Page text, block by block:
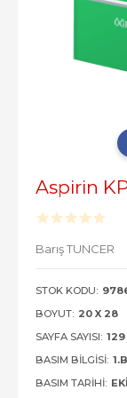
Aspirin
Barış TUNCER
STOK KODU:
BOYUT: 20 X 28
SAYFA SAYISI: 129
BASIM BILGISI:
BASIM TARIHI: